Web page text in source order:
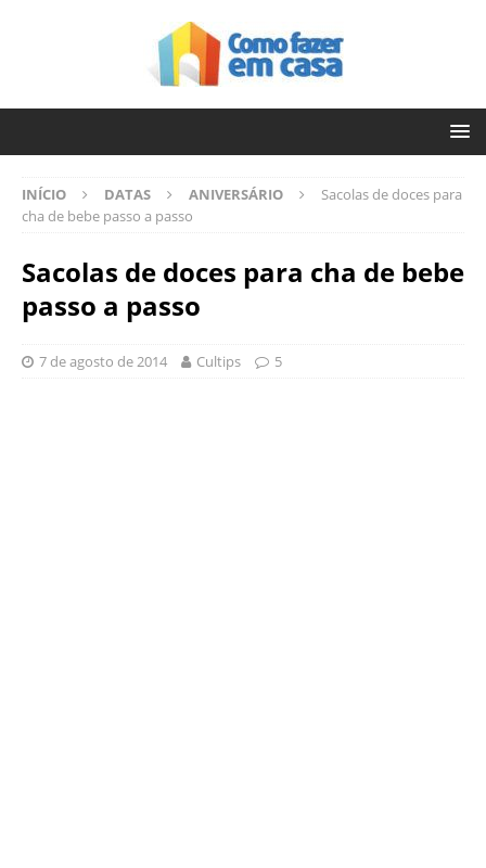
INÍCIO DATAS ANIVERSÁRIO
Sacolas de doces para
cha de bebe passo a passo
Sacolas de doces para cha de bebe
passo a passo
7 de agosto de 2014 Cultips 5